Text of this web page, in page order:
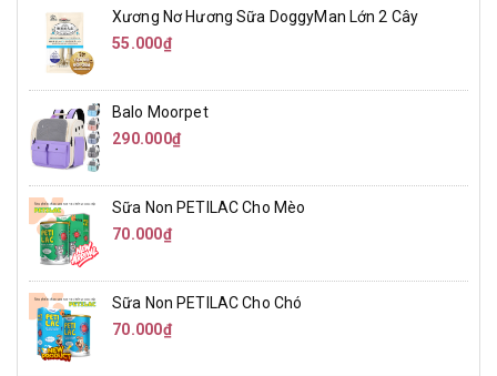
Xương Nơ Hương Sữa DoggyMan Lớn 2 Cây
55.000₫
Balo Moorpet
290.000₫
Sữa Non PETILAC Cho Mèo
70.000₫
Sữa Non PETILAC Cho Chó
70.000₫